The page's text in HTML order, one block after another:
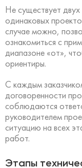
Не существует двух
одинаковых
случае можно,
ознакомиться с
диапазоне «от»,
ориентиры.
С каждым
договоренности
соблюдаются
руководителем
ситуацию на всех
работ.
Этапы